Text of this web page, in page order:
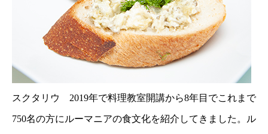
スクタリウ 2019年で料理教室開講から8年目でこれまで
750名の方にルーマニアの食文化を紹介してきました。ル